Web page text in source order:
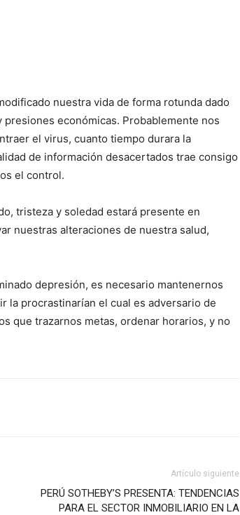
nuestra vida de forma rotunda dado
económicas. Probablemente nos
el virus, cuanto tiempo durara la
de información desacertados trae consigo
el control.
tristeza y soledad estará presente en
nuestras alteraciones de nuestra salud,
depresión, es necesario mantenernos
la procrastinarían el cual es adversario de
que trazarnos metas, ordenar horarios, y no
Artículo siguiente
PERÚ SOTHEBY’S PRESENTA: TENDENCIAS
PARA EL SECTOR INMOBILIARIO EN LA